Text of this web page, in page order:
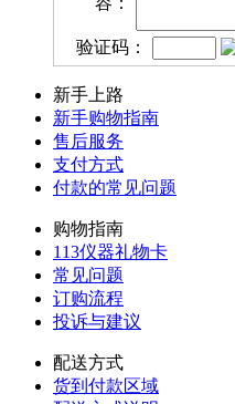
验证码：
新手上路
新手购物指南
售后服务
支付方式
付款的常见问题
购物指南
113仪器礼物卡
常见问题
订购流程
投诉与建议
配送方式
货到付款区域